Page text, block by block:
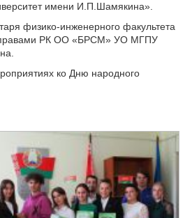
имени И.П.Шамякина».
физико-инженерного факультета
РК ОО «БРСМ» УО МГПУ
ко Дню народного